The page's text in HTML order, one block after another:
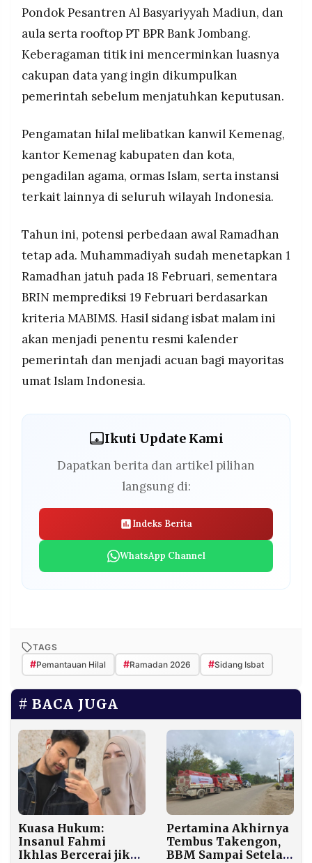
Pondok Pesantren Al Basyariyyah Madiun, dan
aula serta rooftop PT BPR Bank Jombang.
Keberagaman titik ini mencerminkan luasnya
cakupan data yang ingin dikumpulkan
pemerintah sebelum menjatuhkan keputusan.
Pengamatan hilal melibatkan kanwil Kemenag,
kantor Kemenag kabupaten dan kota,
pengadilan agama, ormas Islam, serta instansi
terkait lainnya di seluruh wilayah Indonesia.
Tahun ini, potensi perbedaan awal Ramadhan
tetap ada. Muhammadiyah sudah menetapkan 1
Ramadhan jatuh pada 18 Februari, sementara
BRIN memprediksi 19 Februari berdasarkan
kriteria MABIMS. Hasil sidang isbat malam ini
akan menjadi penentu resmi kalender
pemerintah dan menjadi acuan bagi mayoritas
umat Islam Indonesia.
Ikuti Update Kami
Dapatkan berita dan artikel pilihan
langsung di:
Indeks Berita
WhatsApp Channel
TAGS
#Pemantauan Hilal #Ramadan 2026 #Sidang Isbat
BACA JUGA
Kuasa Hukum:
Insanul Fahmi
Ikhlas Bercerai jika
Pertamina Akhirnya
Tembus Takengon,
BBM Sampai Setelah